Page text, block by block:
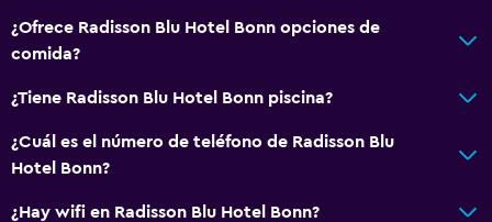
Menús para dietas especiales (bajo petición)
Bar de tapas
Restaurante
Bar/lounge
Desayuno en la habitación
La comida se puede entregar en el alojamiento
¿Ofrece Radisson Blu Hotel Bonn opciones de
comida?
¿Tiene Radisson Blu Hotel Bonn piscina?
¿Cuál es el número de teléfono de Radisson Blu
Hotel Bonn?
¿Hay wifi en Radisson Blu Hotel Bonn?